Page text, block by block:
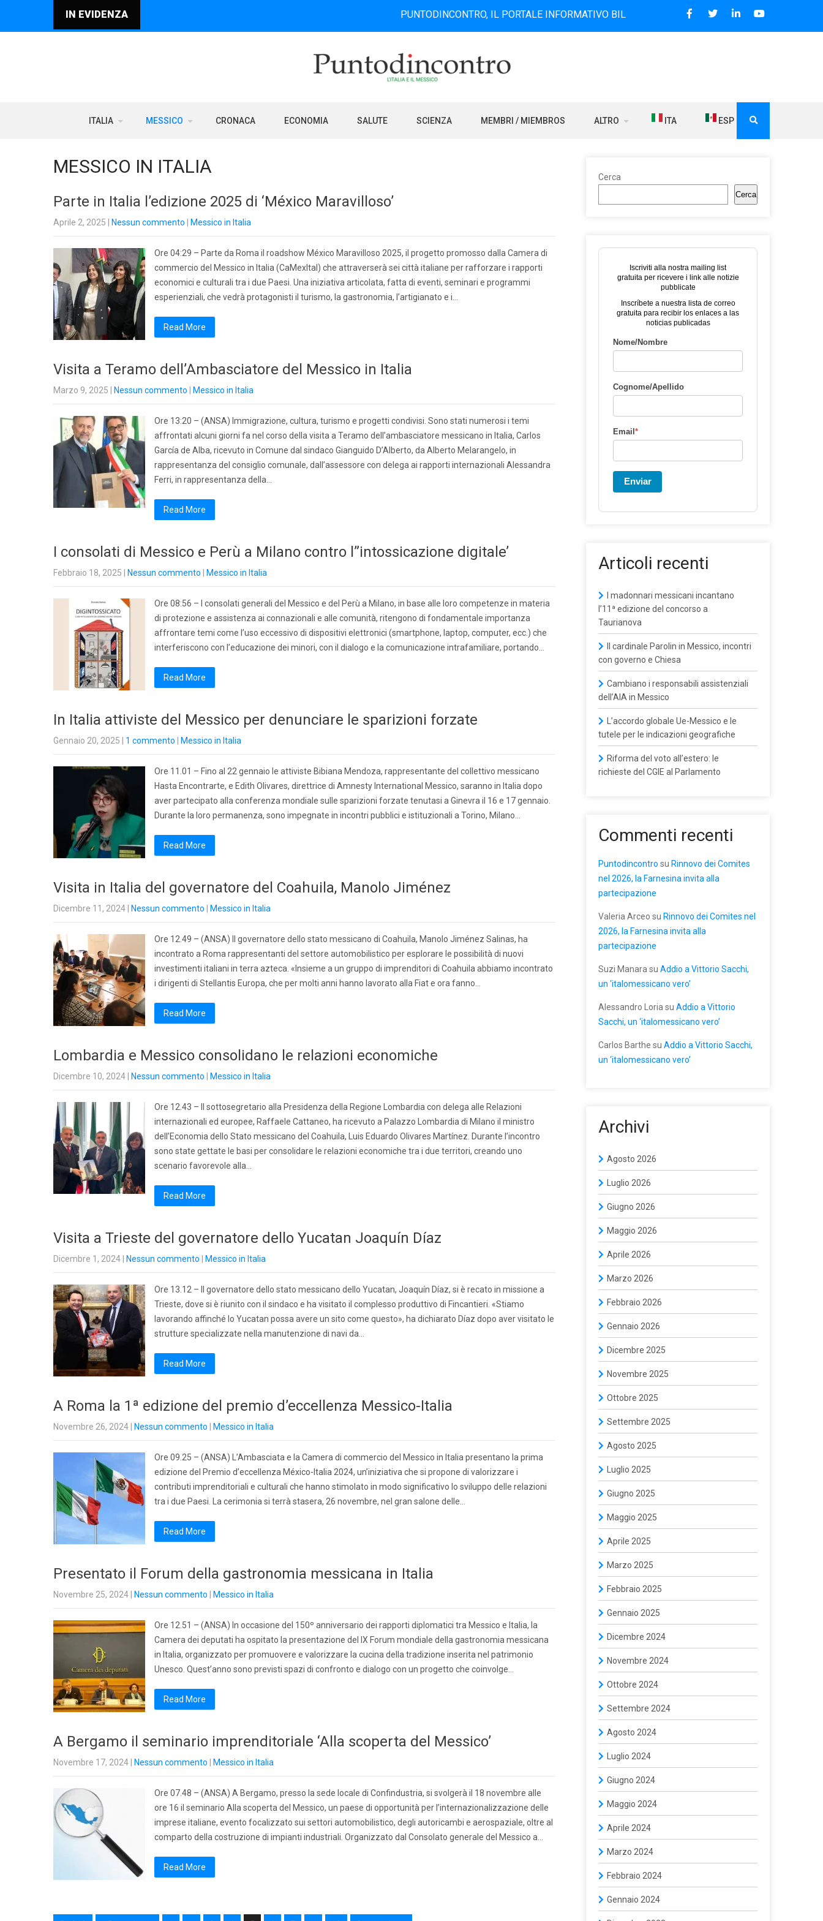
IN EVIDENZA PUNTODINCONTRO, IL PORTALE INFORMATIVO BILINGUE CHE DAL 2006 DIFFONDE NOTIZIE SUI
ITALIA MESSICO CRONACA ECONOMIA SALUTE SCIENZA MEMBRI / MIEMBROS ALTRO ITA ESP
MESSICO IN ITALIA
Parte in Italia l’edizione 2025 di ‘México Maravilloso’
Aprile 2, 2025 Nessun commento Messico in Italia
Ore 04:29 – Parte da Roma il roadshow México Maravilloso 2025, il progetto promosso dalla Camera di
commercio del Messico in Italia (CaMexItal) che attraverserà sei città italiane per rafforzare i rapporti
economici e culturali tra i due Paesi. Una iniziativa articolata, fatta di eventi, seminari e programmi
esperienziali, che vedrà protagonisti il turismo, la gastronomia, l’artigianato e i…
Read More
Visita a Teramo dell’Ambasciatore del Messico in Italia
Marzo 9, 2025 Nessun commento Messico in Italia
Ore 13:20 – (ANSA) Immigrazione, cultura, turismo e progetti condivisi. Sono stati numerosi i temi
affrontati alcuni giorni fa nel corso della visita a Teramo dell’ambasciatore messicano in Italia, Carlos
García de Alba, ricevuto in Comune dal sindaco Gianguido D’Alberto, da Alberto Melarangelo, in
rappresentanza del consiglio comunale, dall’assessore con delega ai rapporti internazionali Alessandra
Ferri, in rappresentanza della…
Read More
I consolati di Messico e Perù a Milano contro l”intossicazione digitale’
Febbraio 18, 2025 Nessun commento Messico in Italia
Ore 08:56 – I consolati generali del Messico e del Perù a Milano, in base alle loro competenze in materia
di protezione e assistenza ai connazionali e alle comunità, ritengono di fondamentale importanza
affrontare temi come l’uso eccessivo di dispositivi elettronici (smartphone, laptop, computer, ecc.) che
interferiscono con l’educazione dei minori, con il dialogo e la comunicazione intrafamiliare, portando…
Read More
In Italia attiviste del Messico per denunciare le sparizioni forzate
Gennaio 20, 2025 1 commento Messico in Italia
Ore 11.01 – Fino al 22 gennaio le attiviste Bibiana Mendoza, rappresentante del collettivo messicano
Hasta Encontrarte, e Edith Olivares, direttrice di Amnesty International Messico, saranno in Italia dopo
aver partecipato alla conferenza mondiale sulle sparizioni forzate tenutasi a Ginevra il 16 e 17 gennaio.
Durante la loro permanenza, sono impegnate in incontri pubblici e istituzionali a Torino, Milano…
Read More
Visita in Italia del governatore del Coahuila, Manolo Jiménez
Dicembre 11, 2024 Nessun commento Messico in Italia
Ore 12.49 – (ANSA) Il governatore dello stato messicano di Coahuila, Manolo Jiménez Salinas, ha
incontrato a Roma rappresentanti del settore automobilistico per esplorare le possibilità di nuovi
investimenti italiani in terra azteca. «Insieme a un gruppo di imprenditori di Coahuila abbiamo incontrato
i dirigenti di Stellantis Europa, che per molti anni hanno lavorato alla Fiat e ora fanno…
Read More
Lombardia e Messico consolidano le relazioni economiche
Dicembre 10, 2024 Nessun commento Messico in Italia
Ore 12.43 – Il sottosegretario alla Presidenza della Regione Lombardia con delega alle Relazioni
internazionali ed europee, Raffaele Cattaneo, ha ricevuto a Palazzo Lombardia di Milano il ministro
dell’Economia dello Stato messicano del Coahuila, Luis Eduardo Olivares Martínez. Durante l’incontro
sono state gettate le basi per consolidare le relazioni economiche tra i due territori, creando uno
scenario favorevole alla…
Read More
Visita a Trieste del governatore dello Yucatan Joaquín Díaz
Dicembre 1, 2024 Nessun commento Messico in Italia
Ore 13.12 – Il governatore dello stato messicano dello Yucatan, Joaquín Díaz, si è recato in missione a
Trieste, dove si è riunito con il sindaco e ha visitato il complesso produttivo di Fincantieri. «Stiamo
lavorando affinché lo Yucatan possa avere un sito come questo», ha dichiarato Díaz dopo aver visitato le
strutture specializzate nella manutenzione di navi da…
Read More
A Roma la 1ª edizione del premio d’eccellenza Messico-Italia
Novembre 26, 2024 Nessun commento Messico in Italia
Ore 09.25 – (ANSA) L’Ambasciata e la Camera di commercio del Messico in Italia presentano la prima
edizione del Premio d’eccellenza México-Italia 2024, un’iniziativa che si propone di valorizzare i
contributi imprenditoriali e culturali che hanno stimolato in modo significativo lo sviluppo delle relazioni
tra i due Paesi. La cerimonia si terrà stasera, 26 novembre, nel gran salone delle…
Read More
Presentato il Forum della gastronomia messicana in Italia
Novembre 25, 2024 Nessun commento Messico in Italia
Ore 12.51 – (ANSA) In occasione del 150º anniversario dei rapporti diplomatici tra Messico e Italia, la
Camera dei deputati ha ospitato la presentazione del IX Forum mondiale della gastronomia messicana
in Italia, organizzato per promuovere e valorizzare la cucina della tradizione inserita nel patrimonio
Unesco. Quest’anno sono previsti spazi di confronto e dialogo con un progetto che coinvolge…
Read More
A Bergamo il seminario imprenditoriale ‘Alla scoperta del Messico’
Novembre 17, 2024 Nessun commento Messico in Italia
Ore 07.48 – (ANSA) A Bergamo, presso la sede locale di Confindustria, si svolgerà il 18 novembre alle
ore 16 il seminario Alla scoperta del Messico, un paese di opportunità per l’internazionalizzazione delle
imprese italiane, evento focalizzato sui settori automobilistico, degli autoricambi e aerospaziale, oltre al
comparto della costruzione di impianti industriali. Organizzato dal Consolato generale del Messico a…
Read More
Cerca
Cerca
Iscriviti alla nostra mailing list
gratuita per ricevere i link alle notizie
pubblicate
Inscríbete a nuestra lista de correo
gratuita para recibir los enlaces a las
noticias publicadas
Nome/Nombre
Cognome/Apellido
Email *
Enviar
Articoli recenti
I madonnari messicani incantano
l’11ª edizione del concorso a
Taurianova
Il cardinale Parolin in Messico, incontri
con governo e Chiesa
Cambiano i responsabili assistenziali
dell’AIA in Messico
L’accordo globale Ue-Messico e le
tutele per le indicazioni geografiche
Riforma del voto all’estero: le
richieste del CGIE al Parlamento
Commenti recenti
Puntodincontro su Rinnovo dei Comites
nel 2026, la Farnesina invita alla
partecipazione
Valeria Arceo su Rinnovo dei Comites nel
2026, la Farnesina invita alla
partecipazione
Suzi Manara su Addio a Vittorio Sacchi,
un ‘italomessicano vero’
Alessandro Loria su Addio a Vittorio
Sacchi, un ‘italomessicano vero’
Carlos Barthe su Addio a Vittorio Sacchi,
un ‘italomessicano vero’
Archivi
Agosto 2026
Luglio 2026
Giugno 2026
Maggio 2026
Aprile 2026
Marzo 2026
Febbraio 2026
Gennaio 2026
Dicembre 2025
Novembre 2025
Ottobre 2025
Settembre 2025
Agosto 2025
Luglio 2025
Giugno 2025
Maggio 2025
Aprile 2025
Marzo 2025
Febbraio 2025
Gennaio 2025
Dicembre 2024
Novembre 2024
Ottobre 2024
Settembre 2024
Agosto 2024
Luglio 2024
Giugno 2024
Maggio 2024
Aprile 2024
Marzo 2024
Febbraio 2024
Gennaio 2024